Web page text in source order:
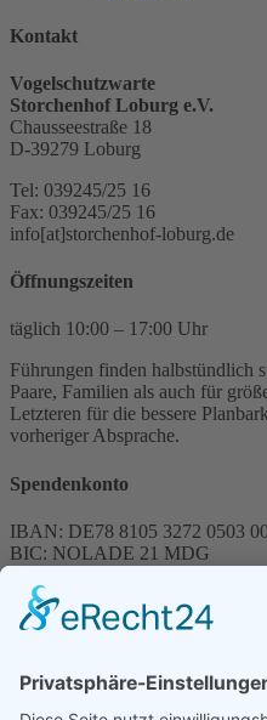
Kontakt
Vogelschutzwarte
Storchenhof Loburg e.V.
Chausseestraße 18
D-39279 Loburg
Tel: 039245/25 16
Fax: 039245/25 16
info[at]storchenhof-loburg.de
Öffnungszeiten
täglich 10:00 – 17:00 Uhr
Führungen finden halbstündlich
Paare, Familien als auch für
Letzteren für die bessere
vorheriger Absprache.
Spendenkonto
IBAN: DE78 8105 3272 0503
BIC: NOLADE 21 MDG
Spenden können steuerlich
Förderung